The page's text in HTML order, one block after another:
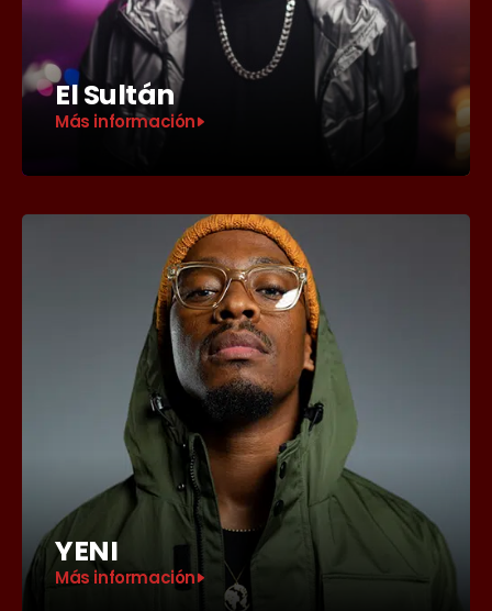
El Sultán
Más información
YENI
Más información